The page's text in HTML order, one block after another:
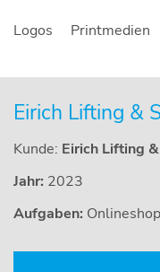
Navigation
Logos Printmedien
Eirich Lifting &
Kunde: Eirich Lifting
Jahr: 2023
Aufgaben: Onlineshop